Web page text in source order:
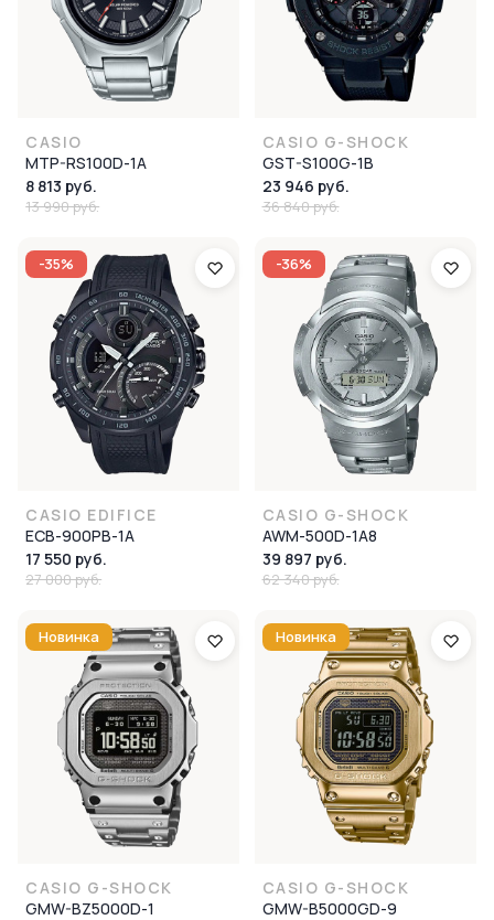
CASIO
MTP-RS100D-1A
8 813 руб.
13 990 руб.
CASIO G-SHOCK
GST-S100G-1B
23 946 руб.
36 840 руб.
-35%
CASIO EDIFICE
ECB-900PB-1A
17 550 руб.
27 000 руб.
-36%
CASIO G-SHOCK
AWM-500D-1A8
39 897 руб.
62 340 руб.
Новинка
CASIO G-SHOCK
GMW-BZ5000D-1
Новинка
CASIO G-SHOCK
GMW-B5000GD-9